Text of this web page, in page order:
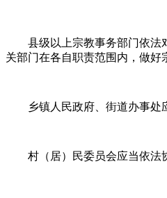
县级以上宗教事务部门依法
关部门在各自职责范围内，做好
乡镇人民政府、街道办事处
村（居）民委员会应当依法